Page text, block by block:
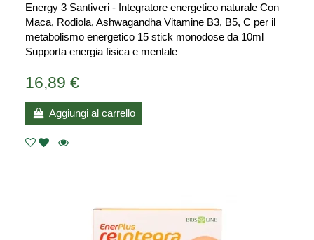
Energy 3 Santiveri - Integratore energetico naturale Con
Maca, Rodiola, Ashwagandha Vitamine B3, B5, C per il
metabolismo energetico 15 stick monodose da 10ml
Supporta energia fisica e mentale
16,89 €
Aggiungi al carrello